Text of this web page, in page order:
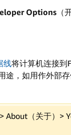
Options （
线将计算机连接到
途，如用作外部
About（关于）>